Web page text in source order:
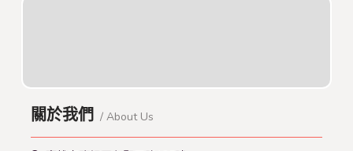
關於我們 / About Us